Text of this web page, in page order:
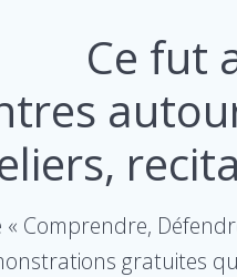
Ce fut
Comprendre,
gratuites